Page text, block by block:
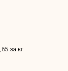
за кг.